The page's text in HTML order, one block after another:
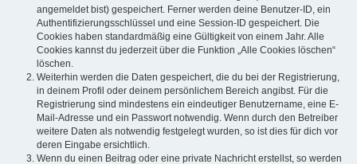
angemeldet bist) gespeichert. Ferner werden deine Benutzer-ID, ein
Authentifizierungsschlüssel und eine Session-ID gespeichert. Die
Cookies haben standardmäßig eine Gültigkeit von einem Jahr. Alle
Cookies kannst du jederzeit über die Funktion „Alle Cookies löschen“
löschen.
Weiterhin werden die Daten gespeichert, die du bei der Registrierung,
in deinem Profil oder deinem persönlichem Bereich angibst. Für die
Registrierung sind mindestens ein eindeutiger Benutzername, eine E-
Mail-Adresse und ein Passwort notwendig. Wenn durch den Betreiber
weitere Daten als notwendig festgelegt wurden, so ist dies für dich vor
deren Eingabe ersichtlich.
Wenn du einen Beitrag oder eine private Nachricht erstellst, so werden